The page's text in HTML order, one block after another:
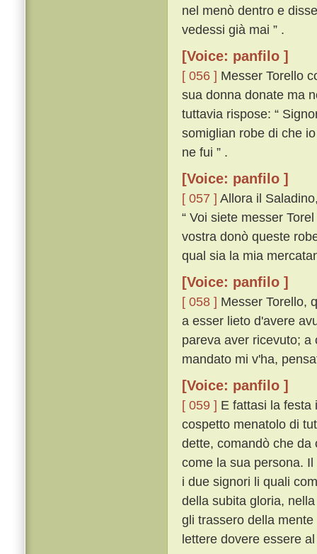
nel menò dentro e
vedessi già mai ” .
[Voice: panfilo ]
[ 056 ] Messer Torello
sua donna donate ma
tuttavia rispose: “
somiglian robe di che
ne fui ” .
[Voice: panfilo ]
[ 057 ] Allora il
“ Voi siete messer
vostra donò queste
qual sia la mia
[Voice: panfilo ]
[ 058 ] Messer Torello,
a esser lieto d'avere
pareva aver ricevuto; a
mandato mi v'ha,
[Voice: panfilo ]
[ 059 ] E fattasi la festa
cospetto menatolo di
dette, comandò che
come la sua persona.
i due signori li quali
della subita gloria,
gli trassero della
lettere dovere essere